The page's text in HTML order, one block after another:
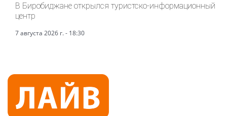
В Биробиджане открылся туристско-информационный
центр
7 августа 2026 г. - 18:30